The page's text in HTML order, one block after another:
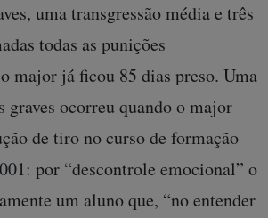
uma transgressão média e três
todas as punições
major já ficou 85 dias preso. Uma
graves ocorreu quando o major
de tiro no curso de formação
por “descontrole emocional” o
um aluno que, “no entender